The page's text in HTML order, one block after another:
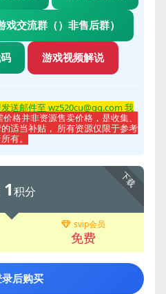
戏交流群（）非售后群）
游戏视频解说
送邮件至 wz520cu@qq.com 我
价格并非资源售卖价格，是收集、
适当补贴， 所有资源仅限于参考
有。
下载
1积分
svip会员
免费
录后购买